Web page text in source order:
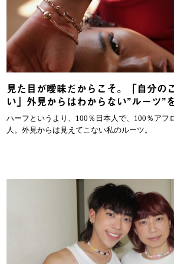
見た目が曖昧だからこそ。「自分の
い」外見からはわからない”ルーツ”
ハーフというより、100％日本人で、100％アフ
人。外見からは見えてこない私のルーツ。